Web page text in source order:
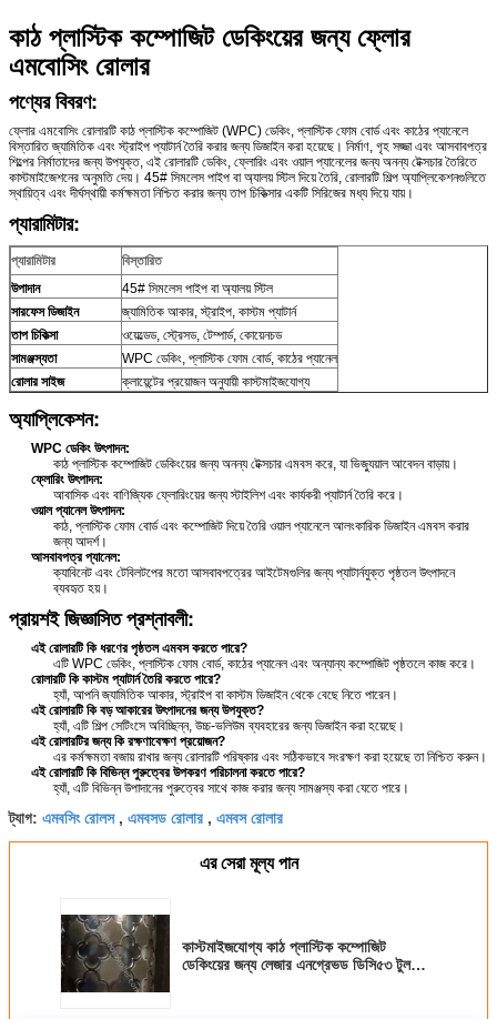
কাঠ প্লাস্টিক কম্পোজিট ডেকিংয়ের জন্য ফ্লোর
এমবোসিং রোলার
পণ্যের বিবরণ:
ফ্লোর এমবোসিং রোলারটি কাঠ প্লাস্টিক কম্পোজিট (WPC) ডেকিং, প্লাস্টিক ফোম বোর্ড এবং কাঠের প্যানেলে
বিস্তারিত জ্যামিতিক এবং স্ট্রাইপ প্যাটার্ন তৈরি করার জন্য ডিজাইন করা হয়েছে। নির্মাণ, গৃহ সজ্জা এবং আসবাবপত্র
শিল্পের নির্মাতাদের জন্য উপযুক্ত, এই রোলারটি ডেকিং, ফ্লোরিং এবং ওয়াল প্যানেলের জন্য অনন্য টেক্সচার তৈরিতে
কাস্টমাইজেশনের অনুমতি দেয়। 45# সিমলেস পাইপ বা অ্যালয় স্টিল দিয়ে তৈরি, রোলারটি শিল্প অ্যাপ্লিকেশনগুলিতে
স্থায়িত্ব এবং দীর্ঘস্থায়ী কর্মক্ষমতা নিশ্চিত করার জন্য তাপ চিকিত্সার একটি সিরিজের মধ্য দিয়ে যায়।
প্যারামিটার:
প্যারামিটার
বিস্তারিত
উপাদান
45# সিমলেস পাইপ বা অ্যালয় স্টিল
সারফেস ডিজাইন
জ্যামিতিক আকার, স্ট্রাইপ, কাস্টম প্যাটার্ন
তাপ চিকিত্সা
ওয়েল্ডেড, স্ট্রেসড, টেম্পার্ড, কোয়েনচড
সামঞ্জস্যতা
WPC ডেকিং, প্লাস্টিক ফোম বোর্ড, কাঠের প্যানেল
রোলার সাইজ
ক্লায়েন্টের প্রয়োজন অনুযায়ী কাস্টমাইজযোগ্য
অ্যাপ্লিকেশন:
WPC ডেকিং উৎপাদন:
কাঠ প্লাস্টিক কম্পোজিট ডেকিংয়ের জন্য অনন্য টেক্সচার এমবস করে, যা ভিজ্যুয়াল আবেদন বাড়ায়।
ফ্লোরিং উৎপাদন:
আবাসিক এবং বাণিজ্যিক ফ্লোরিংয়ের জন্য স্টাইলিশ এবং কার্যকরী প্যাটার্ন তৈরি করে।
ওয়াল প্যানেল উৎপাদন:
কাঠ, প্লাস্টিক ফোম বোর্ড এবং কম্পোজিট দিয়ে তৈরি ওয়াল প্যানেলে আলংকারিক ডিজাইন এমবস করার
জন্য আদর্শ।
আসবাবপত্র প্যানেল:
ক্যাবিনেট এবং টেবিলটপের মতো আসবাবপত্রের আইটেমগুলির জন্য প্যাটার্নযুক্ত পৃষ্ঠতল উৎপাদনে
ব্যবহৃত হয়।
প্রায়শই জিজ্ঞাসিত প্রশ্নাবলী:
এই রোলারটি কি ধরণের পৃষ্ঠতল এমবস করতে পারে?
এটি WPC ডেকিং, প্লাস্টিক ফোম বোর্ড, কাঠের প্যানেল এবং অন্যান্য কম্পোজিট পৃষ্ঠতলে কাজ করে।
রোলারটি কি কাস্টম প্যাটার্ন তৈরি করতে পারে?
হ্যাঁ, আপনি জ্যামিতিক আকার, স্ট্রাইপ বা কাস্টম ডিজাইন থেকে বেছে নিতে পারেন।
এই রোলারটি কি বড় আকারের উৎপাদনের জন্য উপযুক্ত?
হ্যাঁ, এটি শিল্প সেটিংসে অবিচ্ছিন্ন, উচ্চ-ভলিউম ব্যবহারের জন্য ডিজাইন করা হয়েছে।
এই রোলারটির জন্য কি রক্ষণাবেক্ষণ প্রয়োজন?
এর কর্মক্ষমতা বজায় রাখার জন্য রোলারটি পরিষ্কার এবং সঠিকভাবে সংরক্ষণ করা হয়েছে তা নিশ্চিত করুন।
এই রোলারটি কি বিভিন্ন পুরুত্বের উপকরণ পরিচালনা করতে পারে?
হ্যাঁ, এটি বিভিন্ন উপাদানের পুরুত্বের সাথে কাজ করার জন্য সামঞ্জস্য করা যেতে পারে।
ট্যাগ: এমবসিং রোলস, এমবসড রোলার , এমবস রোলার
এর সেরা মূল্য পান
কাস্টমাইজযোগ্য কাঠ প্লাস্টিক কম্পোজিট
ডেকিংয়ের জন্য লেজার এনগ্রেভড ডিসি৫৩ টুল